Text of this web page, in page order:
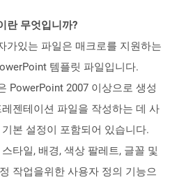
란 무엇입니까?
가있는 파일은 매크로를 지원하는
템플릿 파일입니다.
PowerPoint 2007 이상으로 생성
젠테이션 파일을 작성하는 데 사
본 설정이 포함되어 있습니다.
타일, 배경, 색상 팔레트, 글꼴 및
작업을위한 사용자 정의 기능으